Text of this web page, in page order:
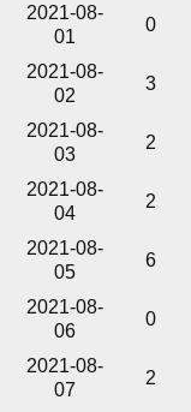
2021-08-
01
0
2021-08-
02
3
2021-08-
03
2
2021-08-
04
2
2021-08-
05
6
2021-08-
06
0
2021-08-
07
2